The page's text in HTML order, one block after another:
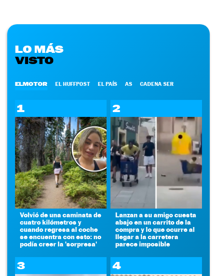
LO MÁS
VISTO
ELMOTOR EL HUFFPOST EL PAÍS AS CADENA SER
1
Volvió de una caminata de
cuatro kilómetros y
cuando regresa al coche
se encuentra con esto: no
podía creer la 'sorpresa'
2
Lanzan a su amigo cuesta
abajo en un carrito de la
compra y lo que ocurre al
llegar a la carretera
parece imposible
3 4